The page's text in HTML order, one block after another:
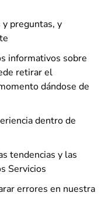
preguntas, y
informativos sobre
retirar el
dándose de
dentro de
tendencias y las
Servicios
errores en nuestra